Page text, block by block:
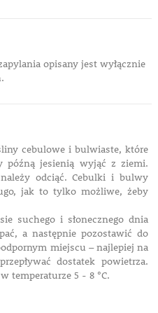
opisany jest wyłącznie
cebulowe i bulwiaste, które
późną jesienią wyjąć z ziemi.
należy odciąć. Cebulki i bulwy
jak to tylko możliwe, żeby
suchego i słonecznego dnia
a następnie pozostawić do
miejscu – najlepiej na
dostatek powietrza.
temperaturze 5 - 8 °C.